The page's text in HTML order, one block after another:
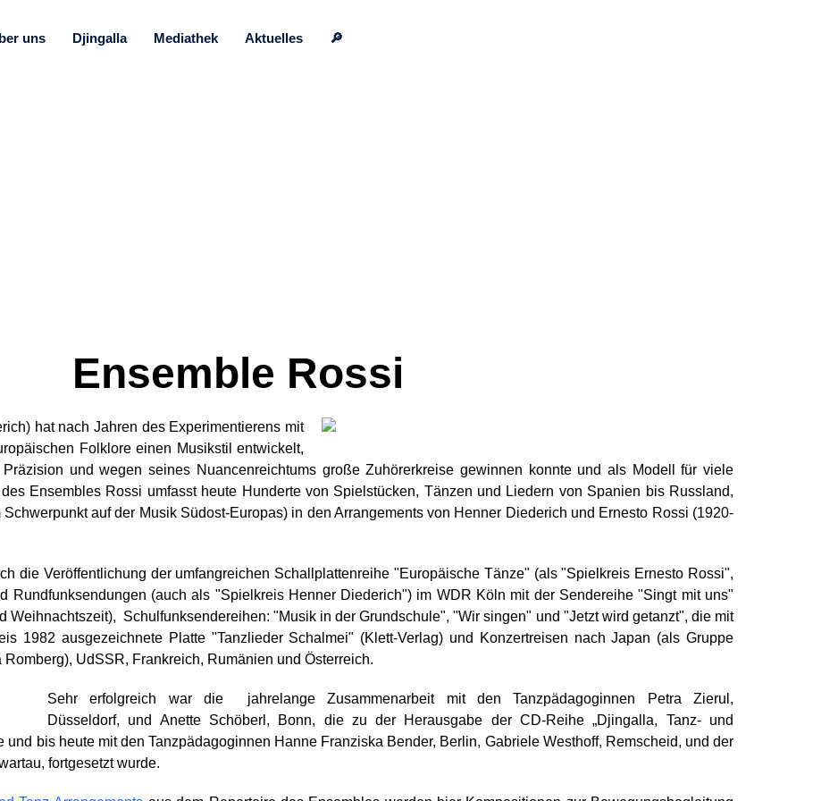
uns Djingalla Mediathek Aktuelles 🔎
Ensemble Rossi
hat nach Jahren des Experimentierens mit
Folklore einen Musikstil entwickelt,
und wegen seines Nuancenreichtums große Zuhörerkreise gewinnen konnte und als Modell für viele
Ensembles Rossi umfasst heute Hunderte von Spielstücken, Tänzen und Liedern von Spanien bis Russland,
auf der Musik Südost-Europas) in den Arrangements von Henner Diederich und Ernesto Rossi (1920-
die Veröffentlichung der umfangreichen Schallplattenreihe "Europäische Tänze" (als "Spielkreis Ernesto Rossi",
Rundfunksendungen (auch als "Spielkreis Henner Diederich") im WDR Köln mit der Sendereihe "Singt mit uns"
Weihnachtszeit), Schulfunksendereihen: "Musik in der Grundschule", "Wir singen" und "Jetzt wird getanzt", die mit
1982 ausgezeichnete Platte "Tanzlieder Schalmei" (Klett-Verlag) und Konzertreisen nach Japan (als Gruppe
UdSSR, Frankreich, Rumänien und Österreich.
Sehr erfolgreich war die jahrelange Zusammenarbeit mit den Tanzpädagoginnen Petra Zierul,
Düsseldorf, und Anette Schöberl, Bonn, die zu der Herausgabe der CD-Reihe „Djingalla, Tanz- und
und bis heute mit den Tanzpädagoginnen Hanne Franziska Bender, Berlin, Gabriele Westhoff, Remscheid, und der
fortgesetzt wurde.